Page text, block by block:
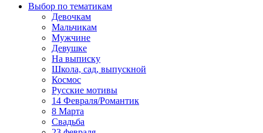
Выбор по тематикам
Девочкам
Мальчикам
Мужчине
Девушке
На выписку
Школа, сад, выпускной
Космос
Русские мотивы
14 Февраля/Романтик
8 Марта
Свадьба